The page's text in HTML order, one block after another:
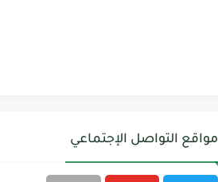
مواقع التواصل الإجتماعي